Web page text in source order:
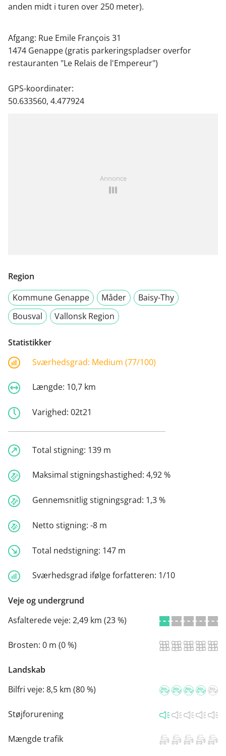
anden midt i turen over 250 meter).
Afgang: Rue Emile François 31
1474 Genappe (gratis parkeringspladser overfor
restauranten "Le Relais de l'Empereur")
GPS-koordinater:
50.633560, 4.477924
Annonce
Region
Kommune Genappe
Måder
Baisy-Thy
Bousval
Vallonsk Region
Statistikker
Sværhedsgrad: Medium (77/100)
Længde: 10,7 km
Varighed: 02t21
Total stigning: 139 m
Maksimal stigningshastighed: 4,92 %
Gennemsnitlig stigningsgrad: 1,3 %
Netto stigning: -8 m
Total nedstigning: 147 m
Sværhedsgrad ifølge forfatteren: 1/10
Veje og undergrund
Asfalterede veje: 2,49 km (23 %)
Brosten: 0 m (0 %)
Landskab
Bilfri veje: 8,5 km (80 %)
Støjforurening
Mængde trafik